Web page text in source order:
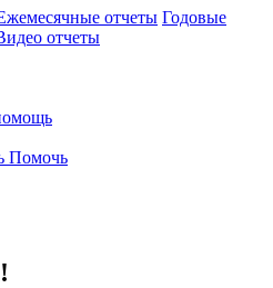
отчеты Годовые
отчеты
Помочь